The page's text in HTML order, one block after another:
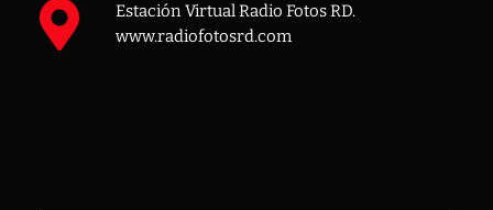
Estación Virtual Radio Fotos RD.
www.radiofotosrd.com